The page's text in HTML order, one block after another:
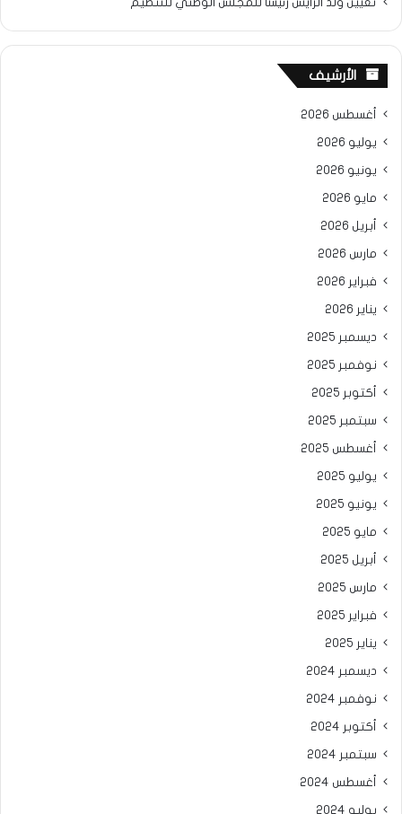
الأرشيف
أغسطس 2026
يوليو 2026
يونيو 2026
مايو 2026
أبريل 2026
مارس 2026
فبراير 2026
يناير 2026
ديسمبر 2025
نوفمبر 2025
أكتوبر 2025
سبتمبر 2025
أغسطس 2025
يوليو 2025
يونيو 2025
مايو 2025
أبريل 2025
مارس 2025
فبراير 2025
يناير 2025
ديسمبر 2024
نوفمبر 2024
أكتوبر 2024
سبتمبر 2024
أغسطس 2024
يوليو 2024